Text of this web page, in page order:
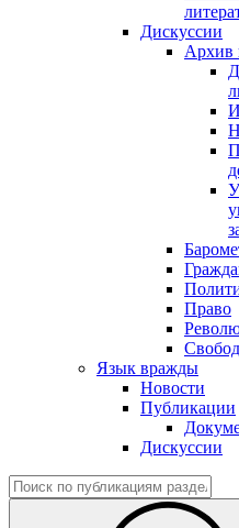
Дискуссии
Архив
Право
Язык вражды
Новости
Публикации
Дискуссии